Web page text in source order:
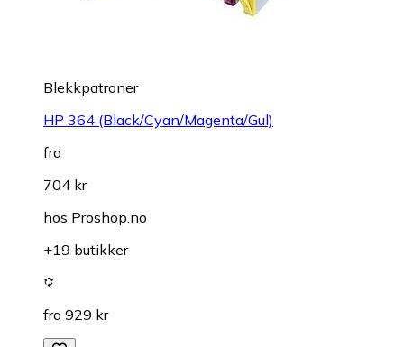
Blekkpatroner
HP 364 (Black/Cyan/Magenta/Gul)
fra
704 kr
hos Proshop.no
+19 butikker
fra 929 kr